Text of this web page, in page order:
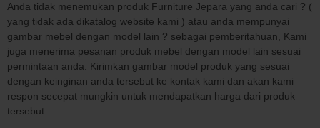
Anda tidak menemukan produk Furniture Jepara yang anda cari ? (
yang tidak ada dikatalog website kami ) atau anda mempunyai
gambar mebel dengan model lain ? sebagai pemberitahuan, Kami
juga menerima pesanan produk mebel dengan model lain sesuai
permintaan anda. Kirimkan gambar model produk yang sesuai
dengan keinginan anda tersebut ke kontak kami dan akan kami
respon secepat mungkin untuk mendapatkan harga dari produk
tersebut.